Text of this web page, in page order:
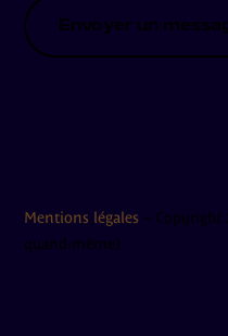
Envoyer un
Mentions légales –
quand-même)